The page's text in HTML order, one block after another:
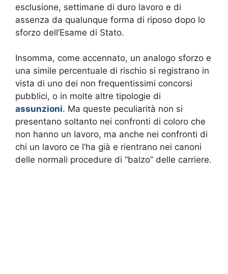
esclusione, settimane di duro lavoro e di
assenza da qualunque forma di riposo dopo lo
sforzo dell’Esame di Stato.
Insomma, come accennato, un analogo sforzo e
una simile percentuale di rischio si registrano in
vista di uno dei non frequentissimi concorsi
pubblici, o in molte altre tipologie di
assunzioni. Ma queste peculiarità non si
presentano soltanto nei confronti di coloro che
non hanno un lavoro, ma anche nei confronti di
chi un lavoro ce l’ha già e rientrano nei canoni
delle normali procedure di “balzo” delle carriere.